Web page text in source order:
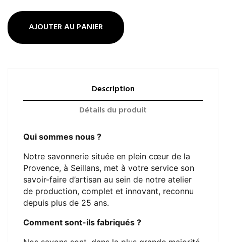
AJOUTER AU PANIER
Description
Détails du produit
Qui sommes nous ?
Notre savonnerie située en plein cœur de la
Provence, à Seillans, met à votre service son
savoir-faire d’artisan au sein de notre atelier
de production, complet et innovant, reconnu
depuis plus de 25 ans.
Comment sont-ils fabriqués ?